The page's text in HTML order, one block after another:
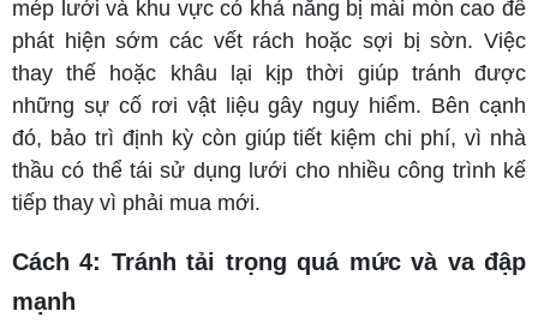
mép lưới và khu vực có khả năng bị mài mòn cao để
phát hiện sớm các vết rách hoặc sợi bị sờn. Việc
thay thế hoặc khâu lại kịp thời giúp tránh được
những sự cố rơi vật liệu gây nguy hiểm. Bên cạnh
đó, bảo trì định kỳ còn giúp tiết kiệm chi phí, vì nhà
thầu có thể tái sử dụng lưới cho nhiều công trình kế
tiếp thay vì phải mua mới.
Cách 4: Tránh tải trọng quá mức và va đập
mạnh